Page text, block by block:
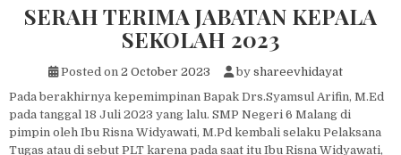
SERAH TERIMA JABATAN KEPALA
SEKOLAH 2023
Posted on 2 October 2023 by shareevhidayat
Pada berakhirnya kepemimpinan Bapak Drs.Syamsul Arifin, M.Ed
pada tanggal 18 Juli 2023 yang lalu. SMP Negeri 6 Malang di
pimpin oleh Ibu Risna Widyawati, M.Pd kembali selaku Pelaksana
Tugas atau di sebut PLT karena pada saat itu Ibu Risna Widyawati,